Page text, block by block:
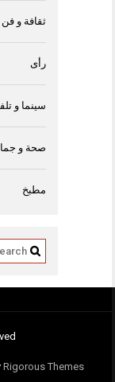
ثقافة و فن
رأى
سينما و
صحة و
مطبخ
Rigorous Themes